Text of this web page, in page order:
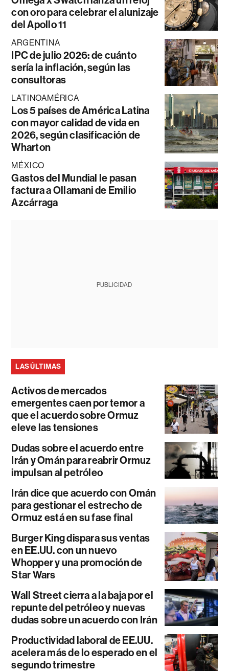
con oro para celebrar el alunizaje
del Apollo 11
ARGENTINA
IPC de julio 2026: de cuánto
sería la inflación, según las
consultoras
LATINOAMÉRICA
Los 5 países de América Latina
con mayor calidad de vida en
2026, según clasificación de
Wharton
MÉXICO
Gastos del Mundial le pasan
factura a Ollamani de Emilio
Azcárraga
PUBLICIDAD
LAS ÚLTIMAS
Activos de mercados
emergentes caen por temor a
que el acuerdo sobre Ormuz
eleve las tensiones
Dudas sobre el acuerdo entre
Irán y Omán para reabrir Ormuz
impulsan al petróleo
Irán dice que acuerdo con Omán
para gestionar el estrecho de
Ormuz está en su fase final
Burger King dispara sus ventas
en EE.UU. con un nuevo
Whopper y una promoción de
Star Wars
Wall Street cierra a la baja por el
repunte del petróleo y nuevas
dudas sobre un acuerdo con Irán
Productividad laboral de EE.UU.
acelera más de lo esperado en el
segundo trimestre